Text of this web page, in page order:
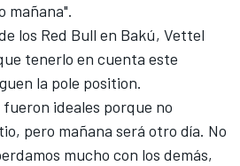
mañana".
los Red Bull en Bakú, Vettel
tenerlo en cuenta este
la pole position.
ideales porque no
pero mañana será otro día. No
mucho con los demás,